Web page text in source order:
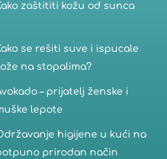
zaštititi kožu od sunca
se rešiti suve i ispucale
na stopalima?
– prijatelj ženske i
lepote
higijene u kući na
prirodan način